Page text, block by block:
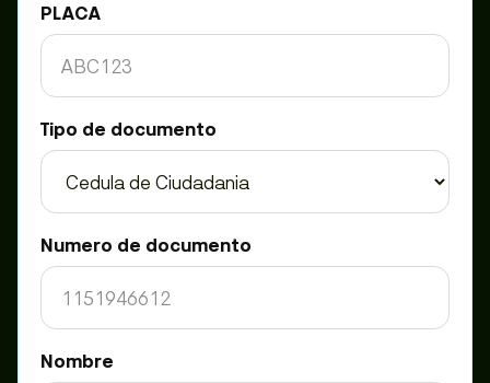
PLACA
Tipo de documento
Numero de documento
Nombre